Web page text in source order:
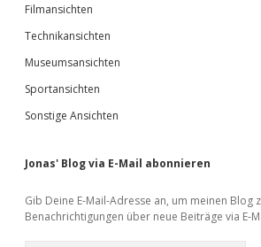
Filmansichten
Technikansichten
Museumsansichten
Sportansichten
Sonstige Ansichten
Jonas' Blog via E-Mail abonnieren
Gib Deine E-Mail-Adresse an, um meinen Blog
Benachrichtigungen über neue Beiträge via E-